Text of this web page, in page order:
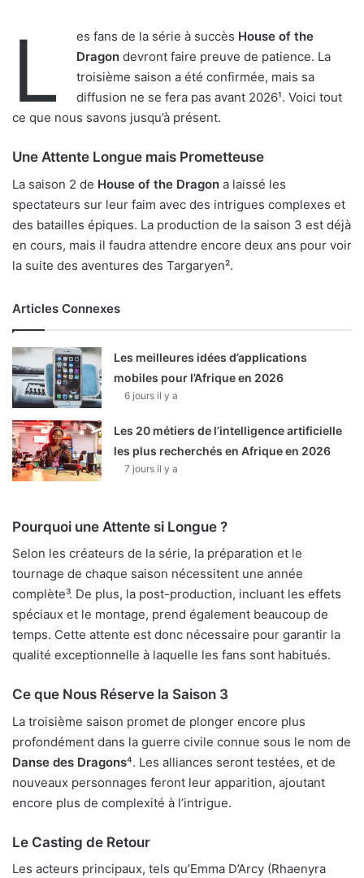
L es fans de la série à succès House of the
Dragon devront faire preuve de patience. La
troisième saison a été confirmée, mais sa
diffusion ne se fera pas avant 2026¹. Voici tout
ce que nous savons jusqu’à présent.
Une Attente Longue mais Prometteuse
La saison 2 de House of the Dragon a laissé les
spectateurs sur leur faim avec des intrigues complexes et
des batailles épiques. La production de la saison 3 est déjà
en cours, mais il faudra attendre encore deux ans pour voir
la suite des aventures des Targaryen².
Articles Connexes
Les meilleures idées d’applications
mobiles pour l’Afrique en 2026
6 jours il y a
Les 20 métiers de l’intelligence artificielle
les plus recherchés en Afrique en 2026
7 jours il y a
Pourquoi une Attente si Longue ?
Selon les créateurs de la série, la préparation et le
tournage de chaque saison nécessitent une année
complète³. De plus, la post-production, incluant les effets
spéciaux et le montage, prend également beaucoup de
temps. Cette attente est donc nécessaire pour garantir la
qualité exceptionnelle à laquelle les fans sont habitués.
Ce que Nous Réserve la Saison 3
La troisième saison promet de plonger encore plus
profondément dans la guerre civile connue sous le nom de
Danse des Dragons⁴. Les alliances seront testées, et de
nouveaux personnages feront leur apparition, ajoutant
encore plus de complexité à l’intrigue.
Le Casting de Retour
Les acteurs principaux, tels qu’Emma D’Arcy (Rhaenyra